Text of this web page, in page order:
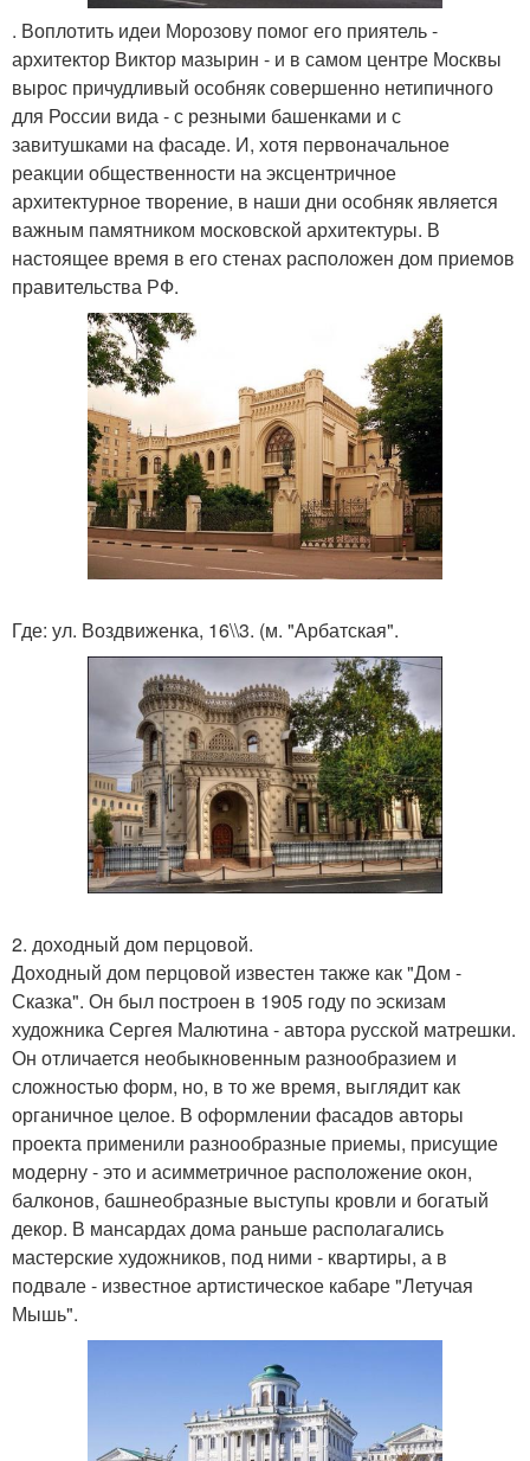
. Воплотить идеи Морозову помог его приятель -
архитектор Виктор мазырин - и в самом центре Москвы
вырос причудливый особняк совершенно нетипичного
для России вида - с резными башенками и с
завитушками на фасаде. И, хотя первоначальное
реакции общественности на эксцентричное
архитектурное творение, в наши дни особняк является
важным памятником московской архитектуры. В
настоящее время в его стенах расположен дом приемов
правительства РФ.
Где: ул. Воздвиженка, 16\\3. (м. "Арбатская".
2. доходный дом перцовой.
Доходный дом перцовой известен также как "Дом -
Сказка". Он был построен в 1905 году по эскизам
художника Сергея Малютина - автора русской матрешки.
Он отличается необыкновенным разнообразием и
сложностью форм, но, в то же время, выглядит как
органичное целое. В оформлении фасадов авторы
проекта применили разнообразные приемы, присущие
модерну - это и асимметричное расположение окон,
балконов, башнеобразные выступы кровли и богатый
декор. В мансардах дома раньше располагались
мастерские художников, под ними - квартиры, а в
подвале - известное артистическое кабаре "Летучая
Мышь".